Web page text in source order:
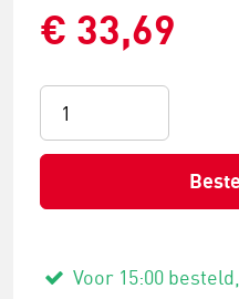
€ 33,69
Voor 15:00